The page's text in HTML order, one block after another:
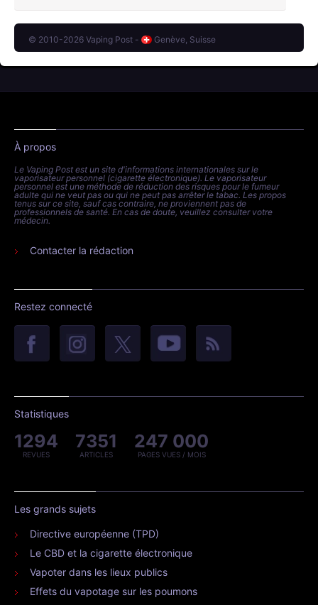
© 2010-2026 Vaping Post - Genève, Suisse
À propos
Le Vaping Post est un site d'informations internationales sur le
vaporisateur personnel (cigarette électronique). Le vaporisateur
personnel est une méthode de réduction des risques pour le fumeur
adulte qui ne veut pas ou qui ne peut pas arrêter le tabac. Les propos
tenus sur ce site, sauf cas contraire, ne proviennent pas de
professionnels de santé. En cas de doute, veuillez consulter votre
médecin.
Contacter la rédaction
Restez connecté
Statistiques
1294
REVUES
7351
ARTICLES
247 000
PAGES VUES / MOIS
Les grands sujets
Directive européenne (TPD)
Le CBD et la cigarette électronique
Vapoter dans les lieux publics
Effets du vapotage sur les poumons